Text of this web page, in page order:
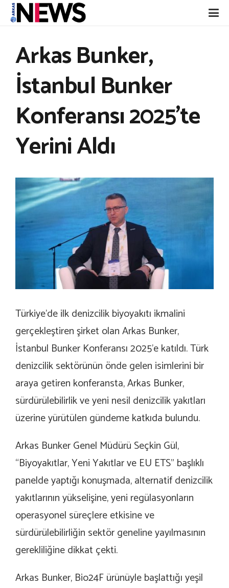
Arkas Bunker,
İstanbul Bunker
Konferansı 2025’te
Yerini Aldı
Türkiye’de ilk denizcilik biyoyakıtı ikmalini
gerçekleştiren şirket olan Arkas Bunker,
İstanbul Bunker Konferansı 2025’e katıldı. Türk
denizcilik sektörünün önde gelen isimlerini bir
araya getiren konferansta, Arkas Bunker,
sürdürülebilirlik ve yeni nesil denizcilik yakıtları
üzerine yürütülen gündeme katkıda bulundu.
Arkas Bunker Genel Müdürü Seçkin Gül,
“Biyoyakıtlar, Yeni Yakıtlar ve EU ETS” başlıklı
panelde yaptığı konuşmada, alternatif denizcilik
yakıtlarının yükselişine, yeni regülasyonların
operasyonel süreçlere etkisine ve
sürdürülebilirliğin sektör geneline yayılmasının
gerekliliğine dikkat çekti.
Arkas Bunker, Bio24F ürünüyle başlattığı yeşil